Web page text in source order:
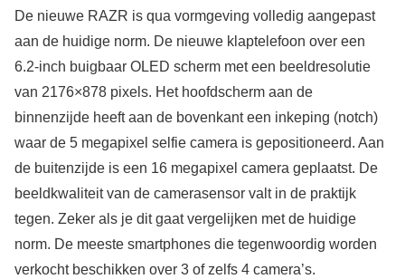
De nieuwe RAZR is qua vormgeving volledig aangepast
aan de huidige norm. De nieuwe klaptelefoon over een
6.2-inch buigbaar OLED scherm met een beeldresolutie
van 2176×878 pixels. Het hoofdscherm aan de
binnenzijde heeft aan de bovenkant een inkeping (notch)
waar de 5 megapixel selfie camera is gepositioneerd. Aan
de buitenzijde is een 16 megapixel camera geplaatst. De
beeldkwaliteit van de camerasensor valt in de praktijk
tegen. Zeker als je dit gaat vergelijken met de huidige
norm. De meeste smartphones die tegenwoordig worden
verkocht beschikken over 3 of zelfs 4 camera’s.